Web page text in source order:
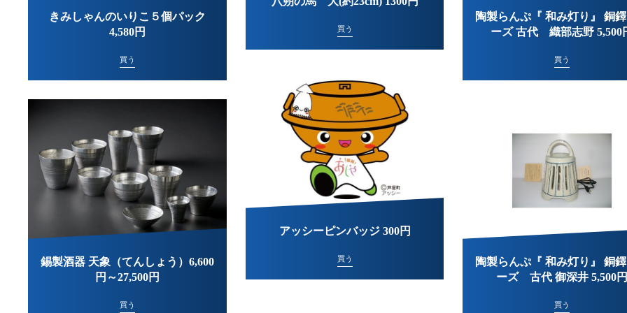
買う
きみしゃんのいりこ５個パック
4,580円
買う
陶製らんぷ『 和み灯り』 銅鐸
ーズ 古代 織部志野 5,500
買う
アッシーピンバッジ 300円
買う
錫製酒器 天象（てんしょう）6,600
円～27,500円
買う
陶製らんぷ『 和み灯り』 銅鐸
ーズ 古代 御深井 5,500円
買う